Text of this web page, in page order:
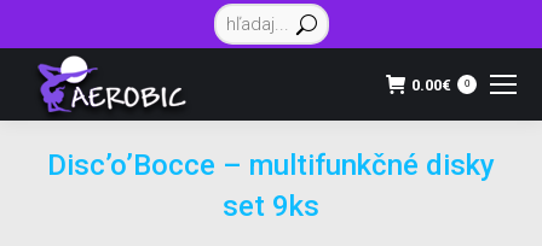
Vyhľadávanie:
0.00€ 0
Disc’o’Bocce – multifunkčné disky
set 9ks